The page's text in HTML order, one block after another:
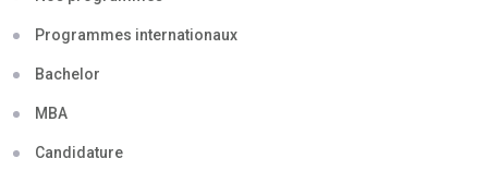
Programmes internationaux
Bachelor
MBA
Candidature